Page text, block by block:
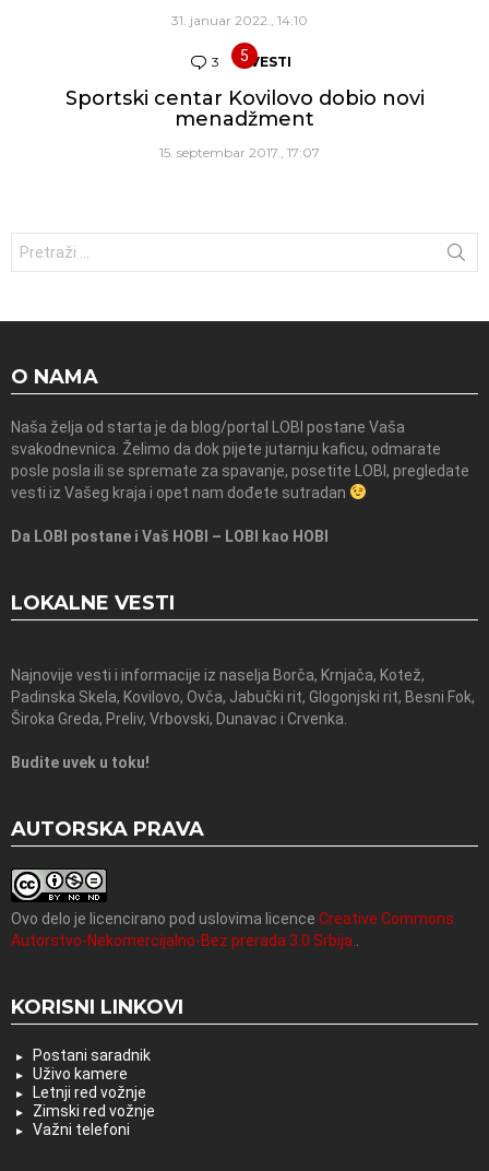
31. januar 2022., 14:10
3 Komentara
VESTI
Sportski centar Kovilovo dobio novi
menadžment
15. septembar 2017., 17:07
O NAMA
Naša želja od starta je da blog/portal LOBI postane Vaša
svakodnevnica. Želimo da dok pijete jutarnju kaficu, odmarate
posle posla ili se spremate za spavanje, posetite LOBI, pregledate
vesti iz Vašeg kraja i opet nam dođete sutradan
Da LOBI postane i Vaš HOBI – LOBI kao HOBI
LOKALNE VESTI
Najnovije vesti i informacije iz naselja Borča, Krnjača, Kotež,
Padinska Skela, Kovilovo, Ovča, Jabučki rit, Glogonjski rit, Besni Fok,
Široka Greda, Preliv, Vrbovski, Dunavac i Crvenka.
Budite uvek u toku!
AUTORSKA PRAVA
Ovo delo je licencirano pod uslovima licence Creative Commons
Autorstvo-Nekomercijalno-Bez prerada 3.0 Srbija.
KORISNI LINKOVI
Postani saradnik
Uživo kamere
Letnji red vožnje
Zimski red vožnje
Važni telefoni